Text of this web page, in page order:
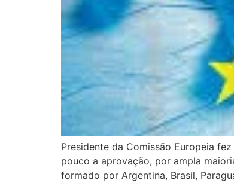
Presidente da Comissão Europeia
pouco a aprovação, por ampla
formado por Argentina, Brasil,